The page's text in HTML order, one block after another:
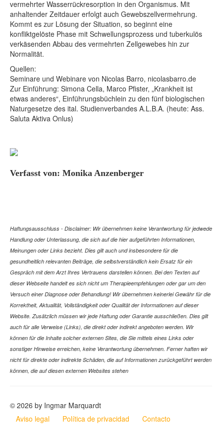
vermehrter Wasserrückresorption in den Organismus. Mit
anhaltender Zeitdauer erfolgt auch Gewebszellvermehrung.
Kommt es zur Lösung der Situation, so beginnt eine
konfliktgelöste Phase mit Schwellungsprozess und tuberkulös
verkäsenden Abbau des vermehrten Zellgewebes hin zur
Normalität.
Quellen:
Seminare und Webinare von Nicolas Barro, nicolasbarro.de
Zur Einführung: Simona Cella, Marco Pfister, „Krankheit ist
etwas anderes“, Einführungsbüchlein zu den fünf biologischen
Naturgesetze des ital. Studienverbandes A.L.B.A. (heute: Ass.
Saluta Aktiva Onlus)
Verfasst von: Monika Anzenberger
Haftungsausschluss - Disclaimer: Wir übernehmen keine Verantwortung für jedwede
Handlung oder Unterlassung, die sich auf die hier aufgeführten Informationen,
Meinungen oder Links bezieht. Dies gilt auch und insbesondere für die
gesundheitlich relevanten Beiträge, die selbstverständlich kein Ersatz für ein
Gespräch mit dem Arzt Ihres Vertrauens darstellen können. Bei den Texten auf
dieser Webseite handelt es sich nicht um Therapieempfehlungen oder gar um den
Versuch einer Diagnose oder Behandlung! Wir übernehmen keinerlei Gewähr für die
Korrektheit, Aktualität, Vollständigkeit oder Qualität der Informationen auf dieser
Website. Zusätzlich müssen wir jede Haftung oder Garantie ausschließen. Dies gilt
auch für alle Verweise (Links), die direkt oder indirekt angeboten werden. Wir
können für die Inhalte solcher externen Sites, die Sie mittels eines Links oder
sonstiger Hinweise erreichen, keine Verantwortung übernehmen. Ferner haften wir
nicht für direkte oder indirekte Schäden, die auf Informationen zurückgeführt werden
können, die auf diesen externen Websites stehen
© 2026 by Ingmar Marquardt
Aviso legal
Política de privacidad Contacto